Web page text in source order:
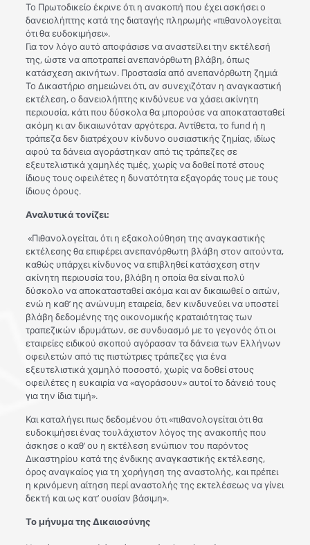
Το Πρωτοδικείο έκρινε ότι η ανακοπή που έχει ασκήσει ο
δανειολήπτης κατά της διαταγής πληρωμής «πιθανολογείται
ότι θα ευδοκιμήσει».
Για τον λόγο αυτό αποφάσισε να αναστείλει την εκτέλεσή
της, ώστε να αποτραπεί ανεπανόρθωτη βλάβη, όπως
κατάσχεση ακινήτων. Προστασία από ανεπανόρθωτη ζημιά
Το Δικαστήριο σημειώνει ότι, αν συνεχιζόταν η αναγκαστική
εκτέλεση, ο δανειολήπτης κινδύνευε να χάσει ακίνητη
περιουσία, κάτι που δύσκολα θα μπορούσε να αποκατασταθεί
ακόμη κι αν δικαιωνόταν αργότερα. Αντίθετα, το fund ή η
τράπεζα δεν διατρέχουν κίνδυνο ουσιαστικής ζημίας, ιδίως
αφού τα δάνεια αγοράστηκαν από τις τράπεζες σε
εξευτελιστικά χαμηλές τιμές, χωρίς να δοθεί ποτέ στους
ίδιους τους οφειλέτες η δυνατότητα εξαγοράς τους με τους
ίδιους όρους.
Αναλυτικά τονίζει:
«Πιθανολογείται, ότι η εξακολούθηση της αναγκαστικής
εκτέλεσης θα επιφέρει ανεπανόρθωτη βλάβη στον αιτούντα,
καθώς υπάρχει κίνδυνος να επιβληθεί κατάσχεση στην
ακίνητη περιουσία του, βλάβη η οποία θα είναι πολύ
δύσκολο να αποκατασταθεί ακόμα και αν δικαιωθεί ο αιτών,
ενώ η καθ’ ης ανώνυμη εταιρεία, δεν κινδυνεύει να υποστεί
βλάβη δεδομένης της οικονομικής κραταιότητας των
τραπεζικών ιδρυμάτων, σε συνδυασμό με το γεγονός ότι οι
εταιρείες ειδικού σκοπού αγόρασαν τα δάνεια των Ελλήνων
οφειλετών από τις πιστώτριες τράπεζες για ένα
εξευτελιστικά χαμηλό ποσοστό, χωρίς να δοθεί στους
οφειλέτες η ευκαιρία να «αγοράσουν» αυτοί το δάνειό τους
για την ίδια τιμή».
Και καταλήγει πως δεδομένου ότι «πιθανολογείται ότι θα
ευδοκιμήσει ένας τουλάχιστον λόγος της ανακοπής που
άσκησε ο καθ’ ου η εκτέλεση ενώπιον του παρόντος
Δικαστηρίου κατά της ένδικης αναγκαστικής εκτέλεσης,
όρος αναγκαίος για τη χορήγηση της αναστολής, και πρέπει
η κρινόμενη αίτηση περί αναστολής της εκτελέσεως να γίνει
δεκτή και ως κατ’ ουσίαν βάσιμη».
Το μήνυμα της Δικαιοσύνης